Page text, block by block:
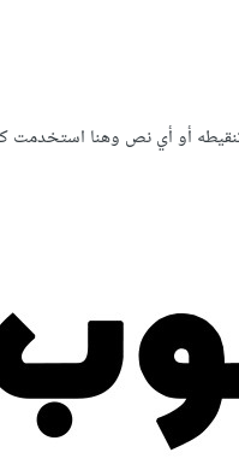
أو أي نص وهنا